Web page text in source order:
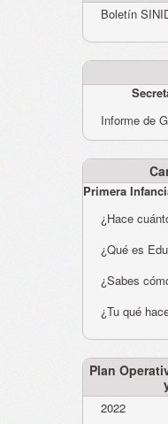
Boletín
Informe de
Primera
¿Hace
¿Qué es
¿Sabes
¿Tu qué
Plan
2022